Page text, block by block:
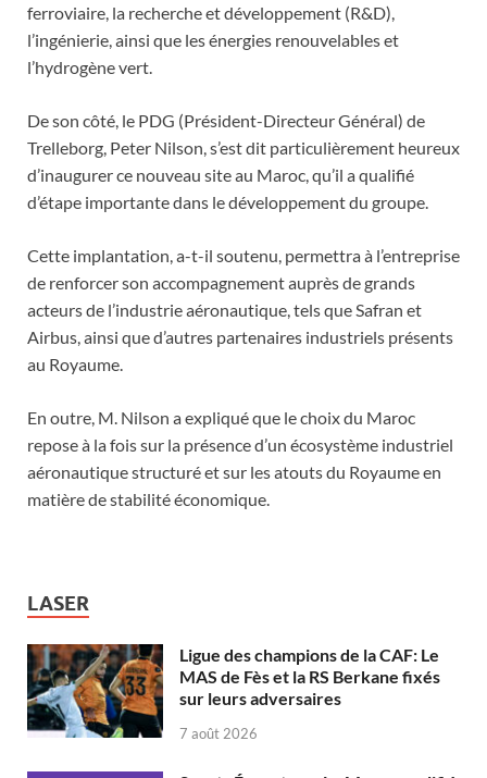
ferroviaire, la recherche et développement (R&D),
l’ingénierie, ainsi que les énergies renouvelables et
l’hydrogène vert.
De son côté, le PDG (Président-Directeur Général) de
Trelleborg, Peter Nilson, s’est dit particulièrement heureux
d’inaugurer ce nouveau site au Maroc, qu’il a qualifié
d’étape importante dans le développement du groupe.
Cette implantation, a-t-il soutenu, permettra à l’entreprise
de renforcer son accompagnement auprès de grands
acteurs de l’industrie aéronautique, tels que Safran et
Airbus, ainsi que d’autres partenaires industriels présents
au Royaume.
En outre, M. Nilson a expliqué que le choix du Maroc
repose à la fois sur la présence d’un écosystème industriel
aéronautique structuré et sur les atouts du Royaume en
matière de stabilité économique.
LASER
Ligue des champions de la CAF: Le
MAS de Fès et la RS Berkane fixés
sur leurs adversaires
7 août 2026